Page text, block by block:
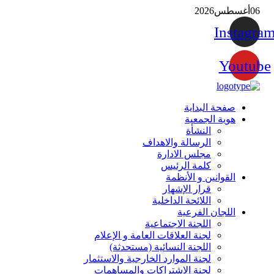
06 أغسطس2026
Youtube
صفحة البداية
هوية الجمعية
النشأة
الرسالة والاهداف
مجلس الادارة
كلمة الرئيس
القوانين و الأنظمة
قرار الإشهار
اللائحة الداخلية
اللجان الفرعية
اللجنة الاجتماعية
لجنة العلاقات العامة و الإعلام
اللجنة النسائية (مستحدثة)
لجنة الموارد الخارجية والاستثمار
لجنة الاشتراكات والمساهمات